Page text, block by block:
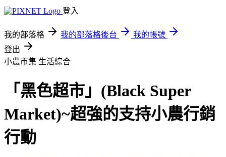
登入
我的部落格 我的部落格後台
我的帳號
登出
小農市集 生活綜合
「黑色超市」(Black Super
Market)~超強的支持小農行銷
行動